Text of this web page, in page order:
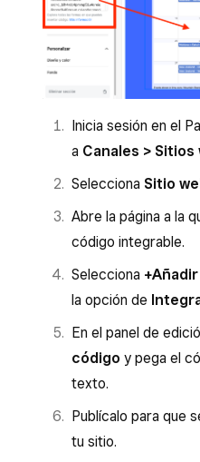
Inicia sesión en el
a Canales > Sitios
Selecciona Sitio
Abre la página a la
código integrable.
Selecciona +Añadir
la opción de
En el panel de
código y pega el
texto.
Publícalo para que
tu sitio.